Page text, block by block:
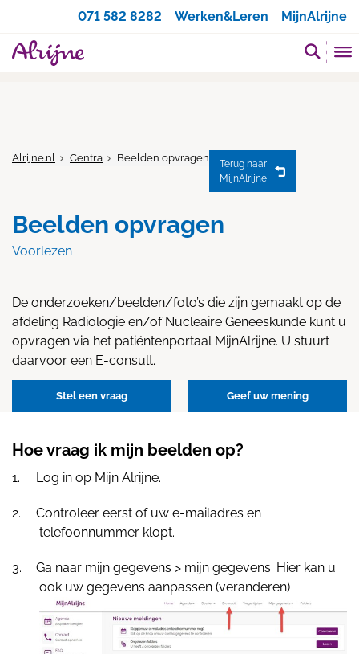
071 582 8282
Werken&Leren MijnAlrijne
Alrijne.nl Centra Beelden opvragen
Terug naar
MijnAlrijne
Beelden opvragen
Voorlezen
De onderzoeken/beelden/foto’s die zijn gemaakt op de
afdeling Radiologie en/of Nucleaire Geneeskunde kunt u
opvragen via het patiëntenportaal MijnAlrijne. U stuurt
daarvoor een E-consult.
Stel een vraag Geef uw mening
Hoe vraag ik mijn beelden op?
Log in op Mijn Alrijne.
Controleer eerst of uw e-mailadres en
telefoonnummer klopt.
Ga naar mijn gegevens > mijn gegevens. Hier kan u
ook uw gegevens aanpassen (veranderen)